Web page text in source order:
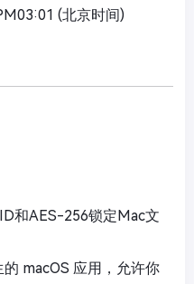
(北京时间)
和AES-256锁定Mac文
macOS 应用，允许你